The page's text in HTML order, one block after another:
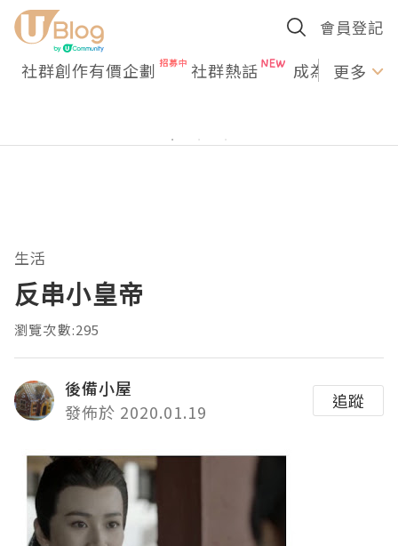
會員登記
社群創作有價企劃 社群熱話 成為U更多
生活
反串小皇帝
瀏覽次數:295
後備小屋
發佈於 2020.01.19
追蹤